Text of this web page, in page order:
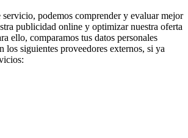
servicio, podemos comprender y evaluar mejor
publicidad online y optimizar nuestra oferta
ello, comparamos tus datos personales
los siguientes proveedores externos, si ya